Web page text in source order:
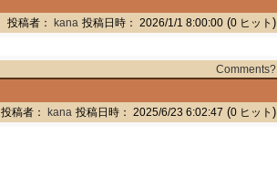
投稿者： kana 投稿日時： 2026/1/1 8:00:00 (0 ヒット )
Comments?
投稿者： kana 投稿日時： 2025/6/23 6:02:47 (0 ヒット )